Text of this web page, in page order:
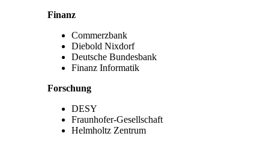
Finanz
Commerzbank
Diebold Nixdorf
Deutsche Bundesbank
Finanz Informatik
Forschung
DESY
Fraunhofer-Gesellschaft
Helmholtz Zentrum